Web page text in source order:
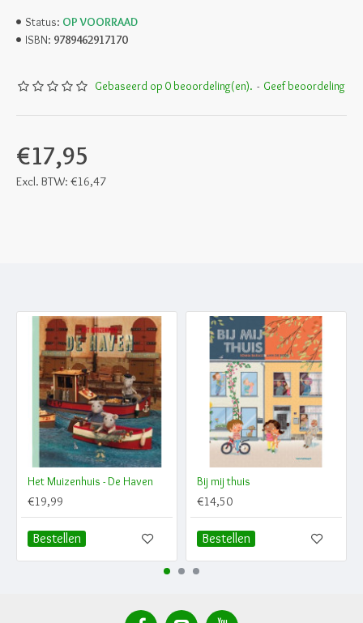
Status: OP VOORRAAD
ISBN: 9789462917170
Gebaseerd op 0 beoordeling(en). - Geef beoordeling
€17,95
Excl. BTW: €16,47
Het Muizenhuis - De Haven
€19,99
Bestellen
Bij mij thuis
€14,50
Bestellen